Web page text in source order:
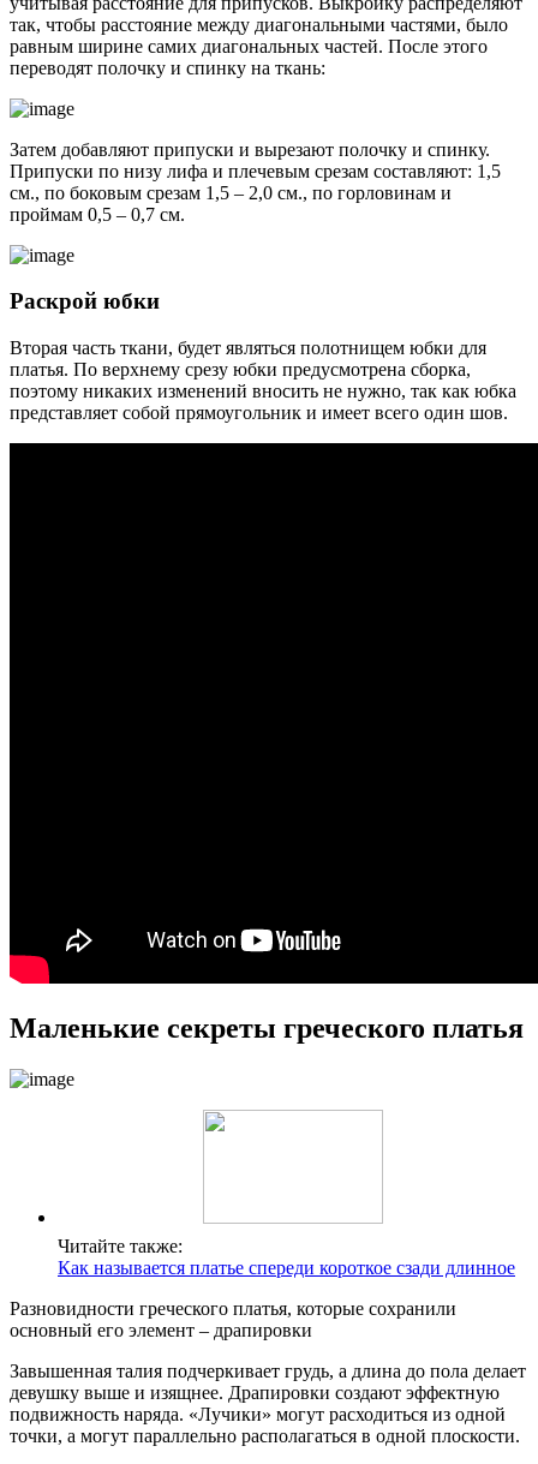
так, чтобы расстояние между диагональными частями, было
равным ширине самих диагональных частей. После этого
переводят полочку и спинку на ткань:
Затем добавляют припуски и вырезают полочку и спинку.
Припуски по низу лифа и плечевым срезам составляют: 1,5
см., по боковым срезам 1,5 – 2,0 см., по горловинам и
проймам 0,5 – 0,7 см.
Раскрой юбки
Вторая часть ткани, будет являться полотнищем юбки для
платья. По верхнему срезу юбки предусмотрена сборка,
поэтому никаких изменений вносить не нужно, так как юбка
представляет собой прямоугольник и имеет всего один шов.
Маленькие секреты греческого платья
Читайте также:
Как называется платье спереди короткое сзади длинное
Разновидности греческого платья, которые сохранили
основный его элемент – драпировки
Завышенная талия подчеркивает грудь, а длина до пола делает
девушку выше и изящнее. Драпировки создают эффектную
подвижность наряда. «Лучики» могут расходиться из одной
точки, а могут параллельно располагаться в одной плоскости.